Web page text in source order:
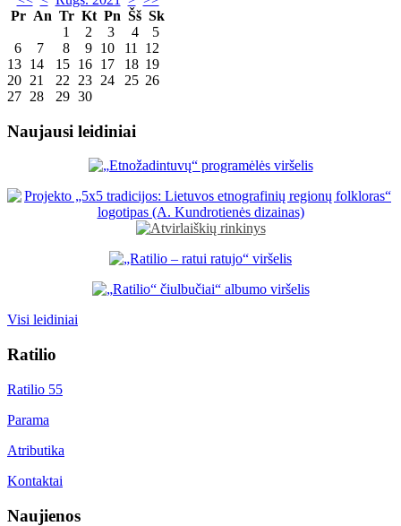
Pr An Tr Kt Pn Šš Sk
1
2 3 4
5
6
7 8 9 10 11
12
13 14 15 16 17 18 19
20 21 22 23 24 25 26
27 28 29 30
Naujausi leidiniai
Visi leidiniai
Ratilio
Ratilio 55
Parama
Atributika
Kontaktai
Naujienos